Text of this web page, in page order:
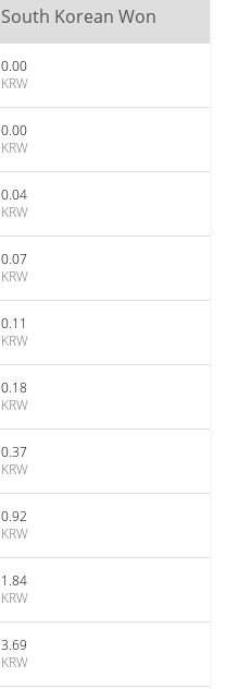
South Korean Won
0.00
KRW
0.00
KRW
0.04
KRW
0.07
KRW
0.11
KRW
0.18
KRW
0.37
KRW
0.92
KRW
1.84
KRW
3.69
KRW